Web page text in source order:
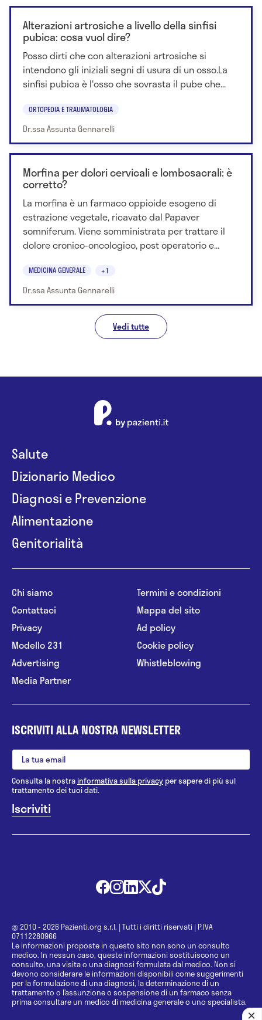
Alterazioni artrosiche a livello della sinfisi
pubica: cosa vuol dire?
Posso dirti che con alterazioni artrosiche si
intendono gli iniziali segni di usura di un osso.La
sinfisi pubica è l'osso che sovrasta il pube che...
ORTOPEDIA E TRAUMATOLOGIA
Dr.ssa Assunta Gennarelli
Morfina per dolori cervicali e lombosacrali: è
corretto?
La morfina è un farmaco oppioide esogeno di
estrazione vegetale, ricavato dal Papaver
somniferum. Viene somministrata per trattare il
dolore cronico-oncologico, post operatorio e...
MEDICINA GENERALE +1
Dr.ssa Assunta Gennarelli
Vedi tutte
Salute
Dizionario Medico
Diagnosi e Prevenzione
Alimentazione
Genitorialità
Chi siamo
Contattaci
Privacy
Modello 231
Advertising
Media Partner
Termini e condizioni
Mappa del sito
Ad policy
Cookie policy
Whistleblowing
ISCRIVITI ALLA NOSTRA NEWSLETTER
Consulta la nostrainformativa sulla privacy per sapere di più sul
trattamento dei tuoi dati.
@ 2010 - 2026 Pazienti.org s.r.l. | Tutti i diritti riservati | P.IVA
07112280966
Le informazioni proposte in questo sito non sono un consulto
medico. In nessun caso, queste informazioni sostituiscono un
consulto, una visita o una diagnosi formulata dal medico. Non si
devono considerare le informazioni disponibili come suggerimenti
per la formulazione di una diagnosi, la determinazione di un
trattamento o l’assunzione o sospensione di un farmaco senza
prima consultare un medico di medicina generale o uno specialista.